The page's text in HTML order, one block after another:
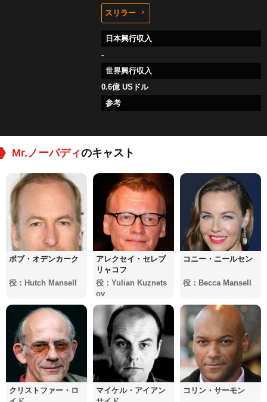
スリラー
日本興行収入
-
世界興行収入
0.6億 USドル
参考
Mr.ノーバディのキャスト
ボブ・オデンカーク
役：Hutch Mansell
アレクセイ・セレブ
リャコフ
役：Yulian Kuznets
ov
コニー・ニールセン
役：Becca Mansell
クリストファー・ロ
マイケル・アイアン
コリン・サーモン